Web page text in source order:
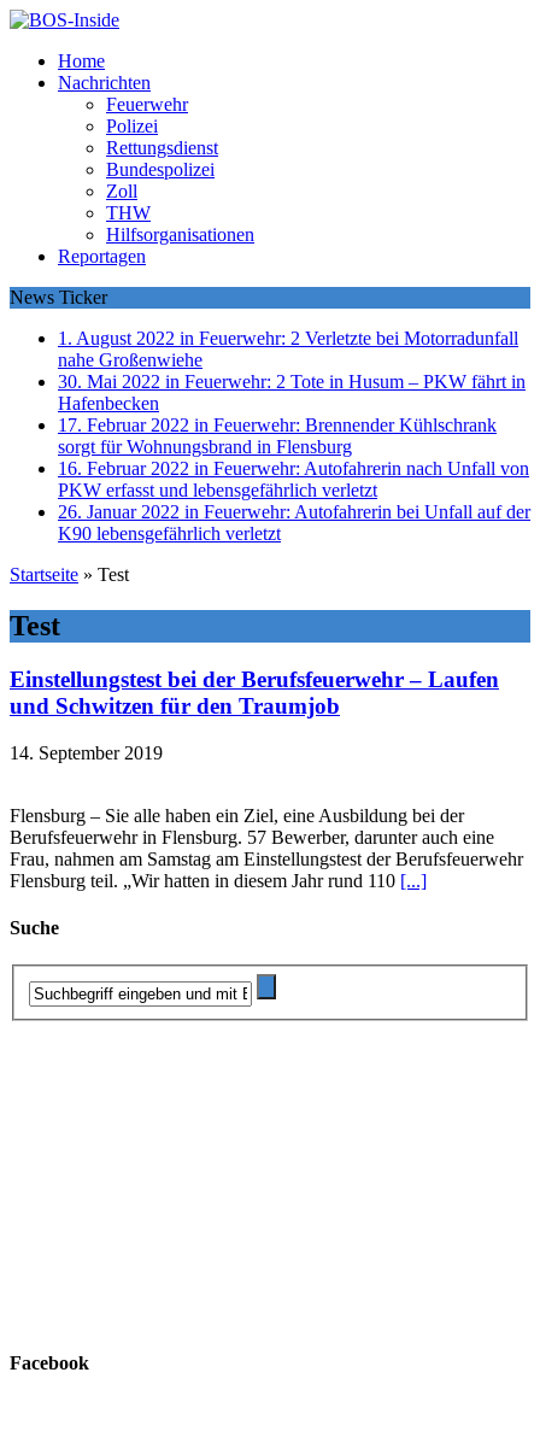
Home
Nachrichten
Feuerwehr
Polizei
Rettungsdienst
Bundespolizei
Zoll
THW
Hilfsorganisationen
Reportagen
News Ticker
1. August 2022 in Feuerwehr: 2 Verletzte bei Motorradunfall
nahe Großenwiehe
30. Mai 2022 in Feuerwehr: 2 Tote in Husum – PKW fährt in
Hafenbecken
17. Februar 2022 in Feuerwehr: Brennender Kühlschrank
sorgt für Wohnungsbrand in Flensburg
16. Februar 2022 in Feuerwehr: Autofahrerin nach Unfall von
PKW erfasst und lebensgefährlich verletzt
26. Januar 2022 in Feuerwehr: Autofahrerin bei Unfall auf der
K90 lebensgefährlich verletzt
Startseite » Test
Test
Einstellungstest bei der Berufsfeuerwehr – Laufen
und Schwitzen für den Traumjob
14. September 2019
Flensburg – Sie alle haben ein Ziel, eine Ausbildung bei der
Berufsfeuerwehr in Flensburg. 57 Bewerber, darunter auch eine
Frau, nahmen am Samstag am Einstellungstest der Berufsfeuerwehr
Flensburg teil. „Wir hatten in diesem Jahr rund 110 [...]
Suche
Facebook